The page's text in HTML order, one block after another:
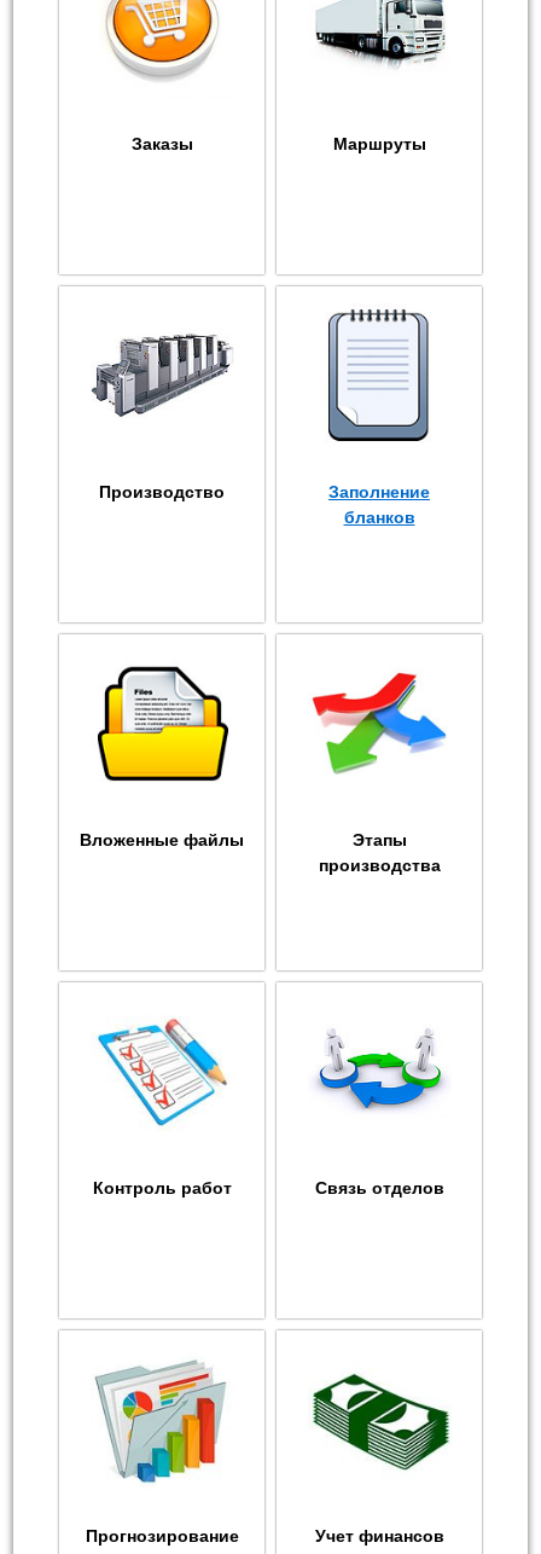
Заказы Маршруты
Производство
Заполнение
бланков
Вложенные файлы
Этапы
производства
Контроль работ Связь отделов
Прогнозирование Учет финансов